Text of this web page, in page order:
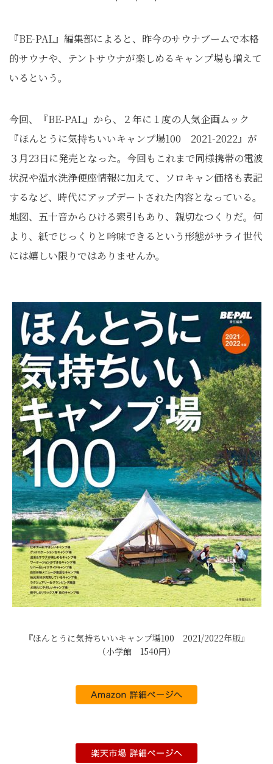
『BE-PAL』編集部によると、昨今のサウナブームで本格
的サウナや、テントサウナが楽しめるキャンプ場も増えて
いるという。
今回、『BE-PAL』から、２年に１度の人気企画ムック
『ほんとうに気持ちいいキャンプ場100 2021-2022』が
３月23日に発売となった。今回もこれまで同様携帯の電波
状況や温水洗浄便座情報に加えて、ソロキャン価格も表記
するなど、時代にアップデートされた内容となっている。
地図、五十音からひける索引もあり、親切なつくりだ。何
より、紙でじっくりと吟味できるという形態がサライ世代
には嬉しい限りではありませんか。
『ほんとうに気持ちいいキャンプ場100 2021/2022年版』
（小学館 1540円）